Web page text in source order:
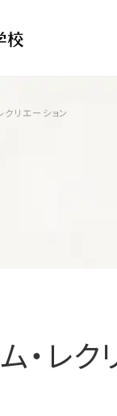
クリエーション
・レク